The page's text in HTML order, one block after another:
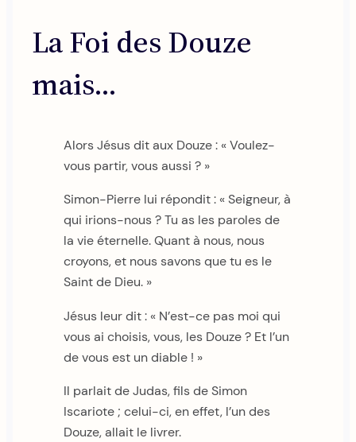
La Foi des Douze
mais…
Alors Jésus dit aux Douze : « Voulez-
vous partir, vous aussi ? »
Simon-Pierre lui répondit : « Seigneur, à
qui irions-nous ? Tu as les paroles de
la vie éternelle. Quant à nous, nous
croyons, et nous savons que tu es le
Saint de Dieu. »
Jésus leur dit : « N’est-ce pas moi qui
vous ai choisis, vous, les Douze ? Et l’un
de vous est un diable ! »
Il parlait de Judas, fils de Simon
Iscariote ; celui-ci, en effet, l’un des
Douze, allait le livrer.